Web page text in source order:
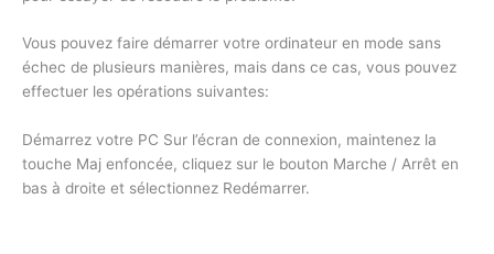
Vous pouvez faire démarrer votre ordinateur en mode sans
échec de plusieurs manières, mais dans ce cas, vous pouvez
effectuer les opérations suivantes:
Démarrez votre PC Sur l’écran de connexion, maintenez la
touche Maj enfoncée, cliquez sur le bouton Marche / Arrêt en
bas à droite et sélectionnez Redémarrer.